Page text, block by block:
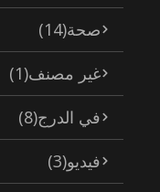
صحة(14)
غير مصنف(1)
في الدرج(8)
فيديو(3)